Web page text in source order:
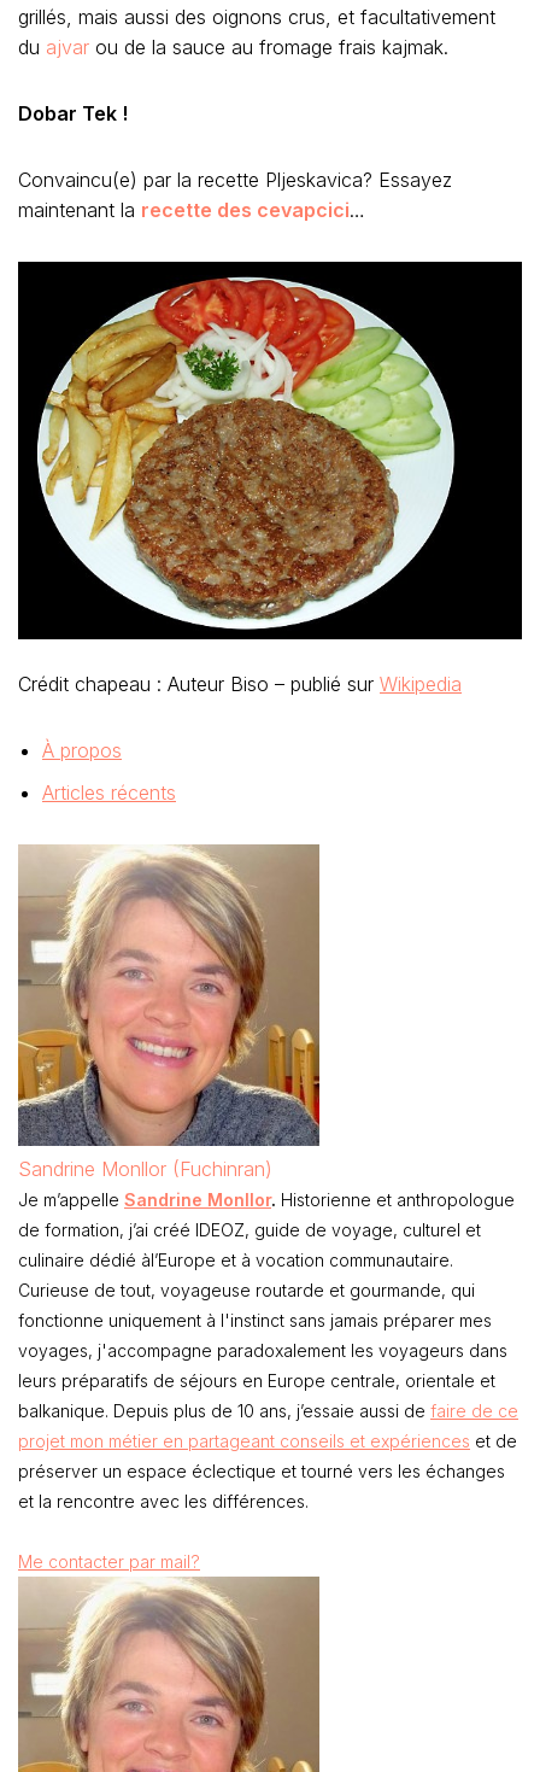
grillés, mais aussi des oignons crus, et facultativement
du ajvar ou de la sauce au fromage frais kajmak.
Dobar Tek !
Convaincu(e) par la recette Pljeskavica? Essayez
maintenant la recette des cevapcici…
Crédit chapeau : Auteur Biso – publié sur Wikipedia
À propos
Articles récents
Sandrine Monllor (Fuchinran)
Je m’appelle Sandrine Monllor. Historienne et anthropologue
de formation, j’ai créé IDEOZ, guide de voyage, culturel et
culinaire dédié àl’Europe et à vocation communautaire.
Curieuse de tout, voyageuse routarde et gourmande, qui
fonctionne uniquement à l'instinct sans jamais préparer mes
voyages, j'accompagne paradoxalement les voyageurs dans
leurs préparatifs de séjours en Europe centrale, orientale et
balkanique. Depuis plus de 10 ans, j’essaie aussi de faire de ce
projet mon métier en partageant conseils et expériences et de
préserver un espace éclectique et tourné vers les échanges
et la rencontre avec les différences.
Me contacter par mail?